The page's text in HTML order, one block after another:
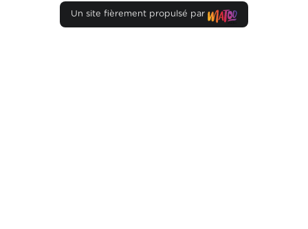
Un site fièrement propulsé par